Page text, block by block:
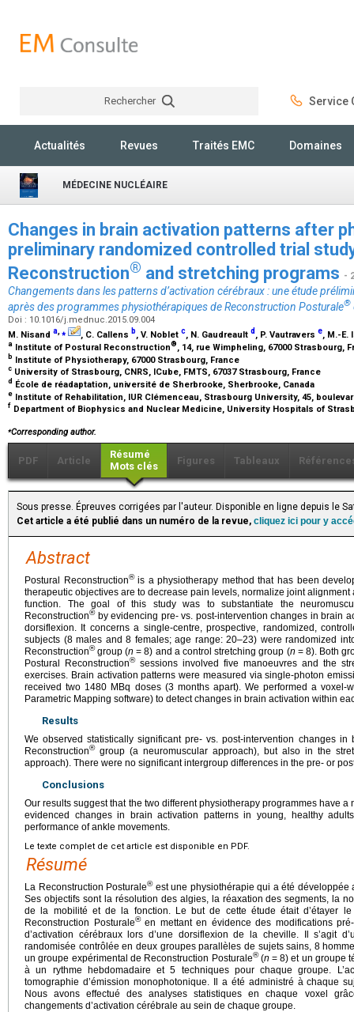
Rechercher Service
Actualités Revues Traités EMC Domaines
MÉDECINE NUCLÉAIRE
Changes in brain activation patterns after
preliminary randomized controlled trial
Reconstruction® and stretching programs -
Changements dans les patterns d’activation cérébraux : une étude
après des programmes physiothérapiques de Reconstruction Posturale®
Doi : 10.1016/j.mednuc.2015.09.004
M. Nisand a,⁎ , C. Callens b, V. Noblet c, N. Gaudreault d , P. Vautravers e, M.-E.
a Institute of Postural Reconstruction® , 14, rue Wimpheling, 67000 Strasbourg,
b Institute of Physiotherapy, 67000 Strasbourg, France
c University of Strasbourg, CNRS, ICube, FMTS, 67037 Strasbourg, France
d École de réadaptation, université de Sherbrooke, Sherbrooke, Canada
e Institute of Rehabilitation, IUR Clémenceau, Strasbourg University, 45,
f Department of Biophysics and Nuclear Medicine, University Hospitals of
⁎Corresponding author.
PDF Article
Résumé
Mots clés
Figures Tableaux
Sous presse. Épreuves corrigées par l'auteur. Disponible en ligne depuis le
Cet article a été publié dans un numéro de la revue, cliquez ici pour y
Abstract
Postural Reconstruction®is a physiotherapy method that has been
therapeutic objectives are to decrease pain levels, normalize joint
function. The goal of this study was to substantiate the
Reconstruction®by evidencing pre- vs. post-intervention changes in brain
dorsiflexion. It concerns a single-centre, prospective, randomized,
subjects (8 males and 8 females; age range: 20–23) were randomized
Reconstruction®group (n = 8) and a control stretching group (n = 8). Both
Postural Reconstruction®sessions involved five manoeuvres and the
exercises. Brain activation patterns were measured via single-photon
received two 1480 MBq doses (3 months apart). We performed a voxel-
Parametric Mapping software) to detect changes in brain activation within
Results
We observed statistically significant pre- vs. post-intervention changes
Reconstruction®group (a neuromuscular approach), but also in the
approach). There were no significant intergroup differences in the pre- or
Conclusions
Our results suggest that the two different physiotherapy programmes have
evidenced changes in brain activation patterns in young, healthy
performance of ankle movements.
Le texte complet de cet article est disponible en PDF.
Résumé
La Reconstruction Posturale®est une physiothérapie qui a été développée
Ses objectifs sont la résolution des algies, la réaxation des segments, la
de la mobilité et de la fonction. Le but de cette étude était d’étayer le
Reconstruction Posturale®en mettant en évidence des modifications
d’activation cérébraux lors d’une dorsiflexion de la cheville. Il s’agit
randomisée contrôlée en deux groupes parallèles de sujets sains, 8
un groupe expérimental de Reconstruction Posturale®(n = 8) et un groupe
à un rythme hebdomadaire et 5 techniques pour chaque groupe.
tomographie d’émission monophotonique. Il a été administré à chaque
Nous avons effectué des analyses statistiques en chaque voxel
changements d’activation cérébrale au sein de chaque groupe.